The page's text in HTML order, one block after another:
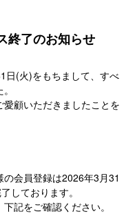
終了のお知らせ
日(火)をもちまして、すべ
顧いただきましたことを
会員登録は2026年3月31
しております。
記をご確認ください。